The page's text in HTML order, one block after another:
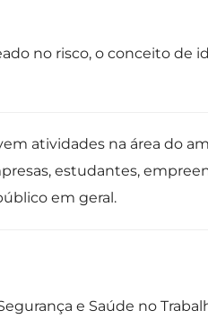
no risco, o conceito de
atividades na área do
estudantes,
em geral.
e Saúde no